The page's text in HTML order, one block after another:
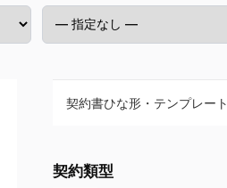
契約書ひな形・テンプレート
契約類型